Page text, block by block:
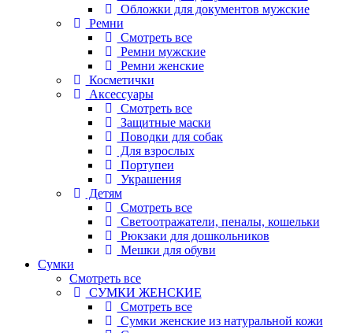
Обложки для документов мужские
Ремни
Смотреть все
Ремни мужские
Ремни женские
Косметички
Аксессуары
Смотреть все
Защитные маски
Поводки для собак
Для взрослых
Портупеи
Украшения
Детям
Смотреть все
Светоотражатели, пеналы, кошельки
Рюкзаки для дошкольников
Мешки для обуви
Сумки
Смотреть все
СУМКИ ЖЕНСКИЕ
Смотреть все
Сумки женские из натуральной кожи